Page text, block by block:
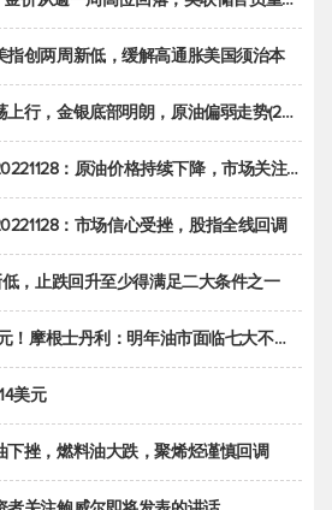
指创两周新低，缓解高通胀美国须治本
金银底部明朗，原油偏弱走势(20221128收评)
原油价格持续下降，市场关注OPEC+新一轮产能政策
：市场信心受挫，股指全线回调
低，止跌回升至少得满足二大条件之一
摩根士丹利：明年油市面临七大不确定性
美元
下挫，燃料油大跌，聚烯烃谨慎回调